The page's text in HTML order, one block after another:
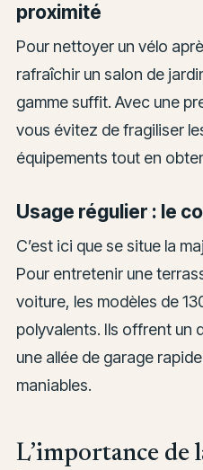
proximité
Pour nettoyer un vélo
rafraîchir un salon de
gamme suffit. Avec une
vous évitez de fragiliser
équipements tout en
Usage régulier : le
C’est ici que se situe la
Pour entretenir une
voiture, les modèles de
polyvalents. Ils offrent un
une allée de garage
maniables.
L’importance de